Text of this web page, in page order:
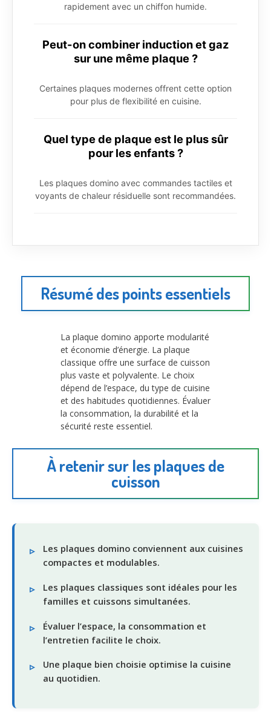
rapidement avec un chiffon humide.
Peut-on combiner induction et gaz
sur une même plaque ?
Certaines plaques modernes offrent cette option
pour plus de flexibilité en cuisine.
Quel type de plaque est le plus sûr
pour les enfants ?
Les plaques domino avec commandes tactiles et
voyants de chaleur résiduelle sont recommandées.
Résumé des points essentiels
La plaque domino apporte modularité
et économie d’énergie. La plaque
classique offre une surface de cuisson
plus vaste et polyvalente. Le choix
dépend de l’espace, du type de cuisine
et des habitudes quotidiennes. Évaluer
la consommation, la durabilité et la
sécurité reste essentiel.
À retenir sur les plaques de
cuisson
Les plaques domino conviennent aux cuisines
compactes et modulables.
Les plaques classiques sont idéales pour les
familles et cuissons simultanées.
Évaluer l’espace, la consommation et
l’entretien facilite le choix.
Une plaque bien choisie optimise la cuisine
au quotidien.